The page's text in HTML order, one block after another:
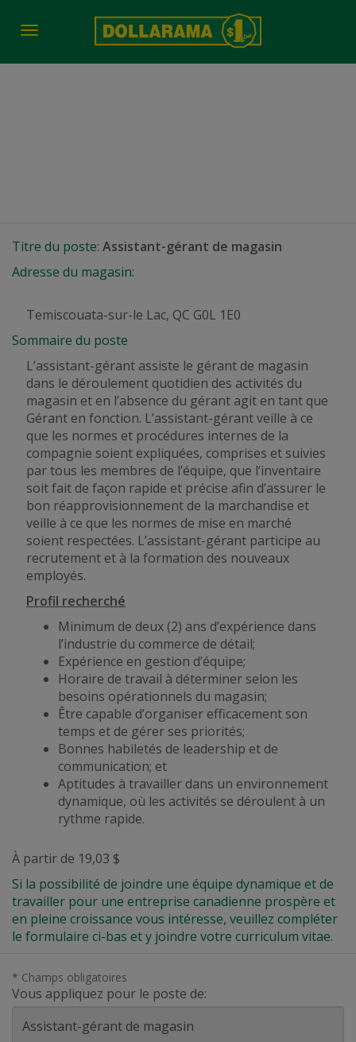
Toggle
Titre du poste: Assistant-gérant de magasin
Adresse du magasin:
Temiscouata-sur-le Lac, QC G0L 1E0
Sommaire du poste
L’assistant-gérant assiste le gérant de magasin
dans le déroulement quotidien des activités du
magasin et en l’absence du gérant agit en tant que
Gérant en fonction. L’assistant-gérant veille à ce
que les normes et procédures internes de la
compagnie soient expliquées, comprises et suivies
par tous les membres de l’équipe, que l’inventaire
soit fait de façon rapide et précise afin d’assurer le
bon réapprovisionnement de la marchandise et
veille à ce que les normes de mise en marché
soient respectées. L’assistant-gérant participe au
recrutement et à la formation des nouveaux
employés.
Profil recherché
Minimum de deux (2) ans d’expérience dans
l’industrie du commerce de détail;
Expérience en gestion d’équipe;
Horaire de travail à déterminer selon les
besoins opérationnels du magasin;
Être capable d’organiser efficacement son
temps et de gérer ses priorités;
Bonnes habiletés de leadership et de
communication; et
Aptitudes à travailler dans un environnement
dynamique, où les activités se déroulent à un
rythme rapide.
À partir de 19,03 $
Si la possibilité de joindre une équipe dynamique et de
travailler pour une entreprise canadienne prospère et
en pleine croissance vous intéresse, veuillez compléter
le formulaire ci-bas et y joindre votre curriculum vitae.
* Champs obligatoires
Vous appliquez pour le poste de: